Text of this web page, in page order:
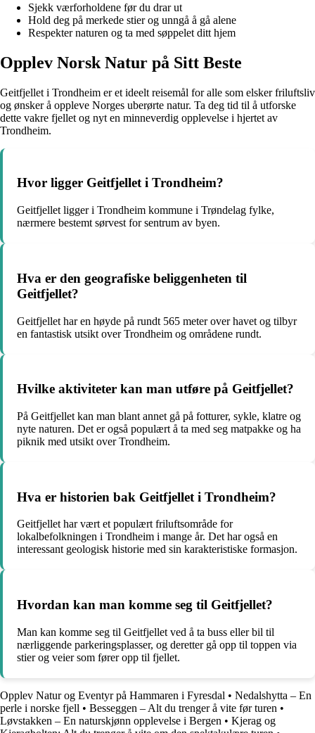
Sjekk værforholdene før du drar ut
Hold deg på merkede stier og unngå å gå alene
Respekter naturen og ta med søppelet ditt hjem
Opplev Norsk Natur på Sitt Beste
Geitfjellet i Trondheim er et ideelt reisemål for alle som elsker friluftsliv
og ønsker å oppleve Norges uberørte natur. Ta deg tid til å utforske
dette vakre fjellet og nyt en minneverdig opplevelse i hjertet av
Trondheim.
Hvor ligger Geitfjellet i Trondheim?
Geitfjellet ligger i Trondheim kommune i Trøndelag fylke,
nærmere bestemt sørvest for sentrum av byen.
Hva er den geografiske beliggenheten til
Geitfjellet?
Geitfjellet har en høyde på rundt 565 meter over havet og tilbyr
en fantastisk utsikt over Trondheim og områdene rundt.
Hvilke aktiviteter kan man utføre på Geitfjellet?
På Geitfjellet kan man blant annet gå på fotturer, sykle, klatre og
nyte naturen. Det er også populært å ta med seg matpakke og ha
piknik med utsikt over Trondheim.
Hva er historien bak Geitfjellet i Trondheim?
Geitfjellet har vært et populært friluftsområde for
lokalbefolkningen i Trondheim i mange år. Det har også en
interessant geologisk historie med sin karakteristiske formasjon.
Hvordan kan man komme seg til Geitfjellet?
Man kan komme seg til Geitfjellet ved å ta buss eller bil til
nærliggende parkeringsplasser, og deretter gå opp til toppen via
stier og veier som fører opp til fjellet.
Opplev Natur og Eventyr på Hammaren i Fyresdal • Nedalshytta – En
perle i norske fjell • Besseggen – Alt du trenger å vite før turen •
Løvstakken – En naturskjønn opplevelse i Bergen • Kjerag og